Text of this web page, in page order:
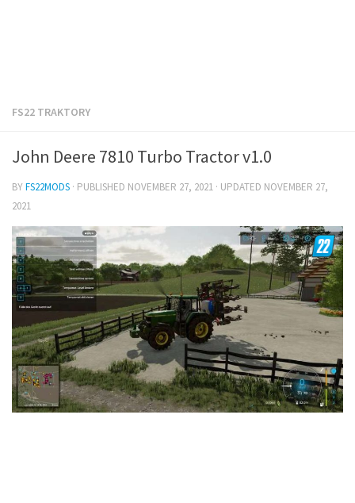
FS22 TRAKTORY
John Deere 7810 Turbo Tractor v1.0
BYFS22MODS · PUBLISHED NOVEMBER 27, 2021 · UPDATED NOVEMBER 27,
2021